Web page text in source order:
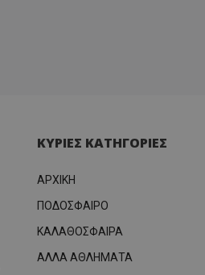
ΚΥΡΙΕΣ ΚΑΤΗΓΟΡΙΕΣ
ΑΡΧΙΚΗ
ΠΟΔΟΣΦΑΙΡΟ
ΚΑΛΑΘΟΣΦΑΙΡΑ
ΑΛΛΑ ΑΘΛΗΜΑΤΑ